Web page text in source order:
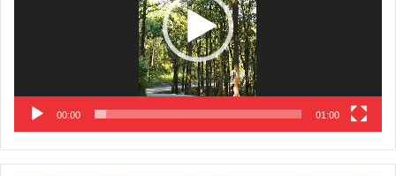
00:00 01:00